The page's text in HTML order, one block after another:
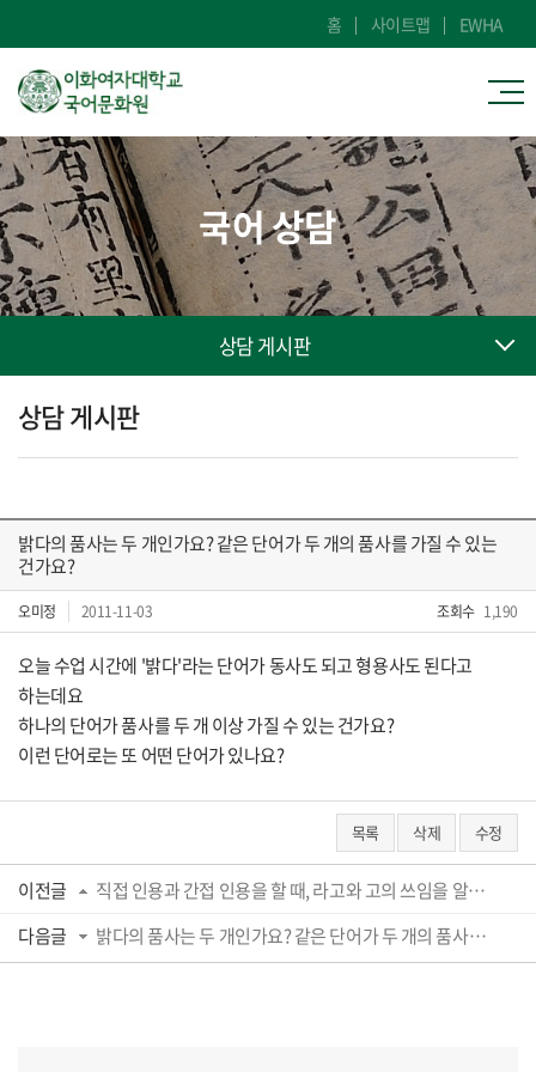
홈 사이트맵 EWHA
국어 상담
상담 게시판
상담 게시판
밝다의 품사는 두 개인가요? 같은 단어가 두 개의 품사를 가질 수 있는
건가요?
오미정 2011-11-03 조회수 1,190
오늘 수업 시간에 '밝다'라는 단어가 동사도 되고 형용사도 된다고
하는데요
하나의 단어가 품사를 두 개 이상 가질 수 있는 건가요?
이런 단어로는 또 어떤 단어가 있나요?
목록 삭제 수정
이전글
직접 인용과 간접 인용을 할 때, 라고와 고의 쓰임을 알고 싶습니다.
다음글
밝다의 품사는 두 개인가요? 같은 단어가 두 개의 품사를 가질 수 있는 건가요?